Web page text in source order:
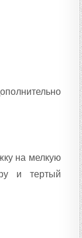
на мелкую
и тертый